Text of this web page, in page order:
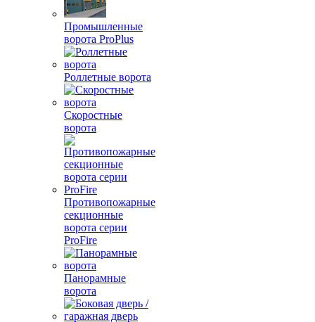
Промышленные
ворота ProPlus
Роллетные ворота
Скоростные
ворота
Противопожарные
секционные
ворота серии
ProFire
Панорамные
ворота